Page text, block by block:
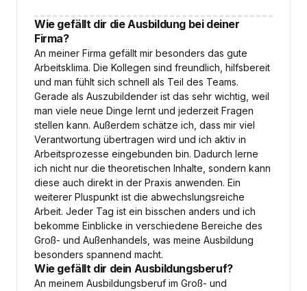
Wie gefällt dir die Ausbildung bei deiner
Firma?
An meiner Firma gefällt mir besonders das gute
Arbeitsklima. Die Kollegen sind freundlich, hilfsbereit
und man fühlt sich schnell als Teil des Teams.
Gerade als Auszubildender ist das sehr wichtig, weil
man viele neue Dinge lernt und jederzeit Fragen
stellen kann. Außerdem schätze ich, dass mir viel
Verantwortung übertragen wird und ich aktiv in
Arbeitsprozesse eingebunden bin. Dadurch lerne
ich nicht nur die theoretischen Inhalte, sondern kann
diese auch direkt in der Praxis anwenden. Ein
weiterer Pluspunkt ist die abwechslungsreiche
Arbeit. Jeder Tag ist ein bisschen anders und ich
bekomme Einblicke in verschiedene Bereiche des
Groß- und Außenhandels, was meine Ausbildung
besonders spannend macht.
Wie gefällt dir dein Ausbildungsberuf?
An meinem Ausbildungsberuf im Groß- und